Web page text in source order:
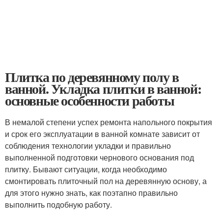
Плитка по деревянному полу в
ванной. Укладка плитки в ванной:
основные особенности работы
В немалой степени успех ремонта напольного покрытия
и срок его эксплуатации в ванной комнате зависит от
соблюдения технологии укладки и правильно
выполненной подготовки чернового основания под
плитку. Бывают ситуации, когда необходимо
смонтировать плиточный пол на деревянную основу, а
для этого нужно знать, как поэтапно правильно
выполнить подобную работу.